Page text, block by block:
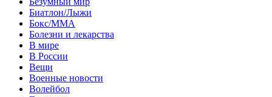
Биатлон/Лыжи
Бокс/MMA
Болезни и лекарства
В мире
В России
Вещи
Военные новости
Волейбол